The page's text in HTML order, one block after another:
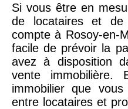
Si vous être en
de locataires et de
compte à Rosoy-en-
facile de prévoir la
avez à disposition
vente immobilière.
immobilier que
entre locataires et